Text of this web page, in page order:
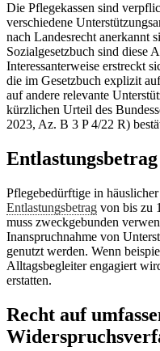
Die Pflegekassen sind
verschiedene
nach Landesrecht anerkannt
Sozialgesetzbuch sind diese
Interessanterweise erstreckt
die im Gesetzbuch explizit
auf andere relevante
kürzlichen Urteil des
2023, Az. B 3 P 4/22 R)
Pflegebedürftige in
Entlastungsbetrag von bis zu
muss zweckgebunden
Inanspruchnahme von
genutzt werden. Wenn
Alltagsbegleiter engagiert
erstatten.
Recht auf